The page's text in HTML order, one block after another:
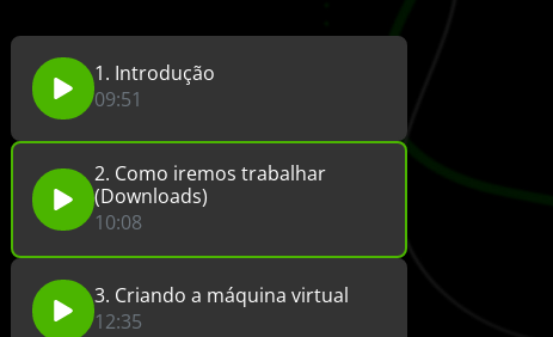
1. Introdução
09:51
2. Como iremos trabalhar
(Downloads)
10:08
3. Criando a máquina virtual
12:35